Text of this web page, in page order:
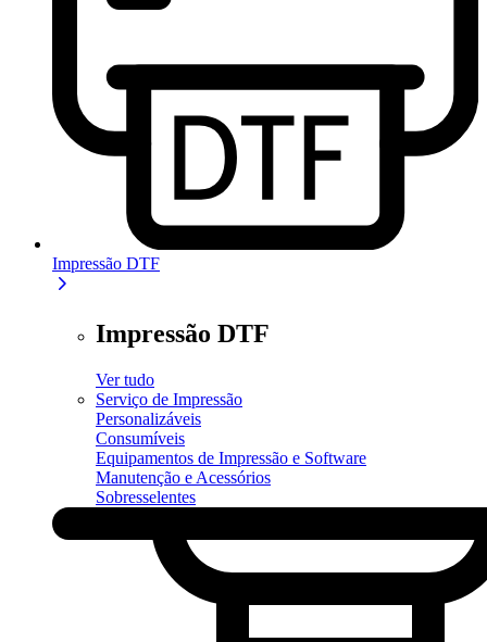
Impressão DTF
Impressão DTF
Ver tudo
Serviço de Impressão
Personalizáveis
Consumíveis
Equipamentos de Impressão e Software
Manutenção e Acessórios
Sobresselentes